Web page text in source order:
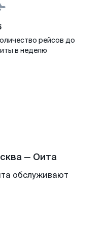
рейсов до
в неделю
— Оита
обслуживают